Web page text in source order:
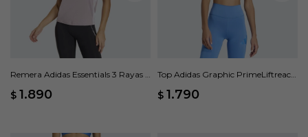
Remera Adidas Essentials 3 Rayas -
$ 1.890
Top Adidas Graphic PrimeLiftreact
$ 1.790